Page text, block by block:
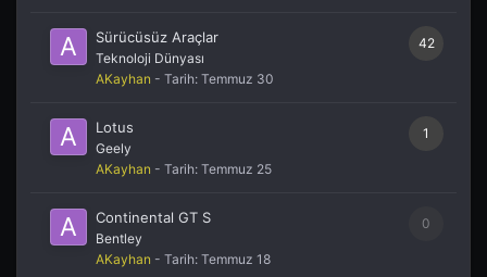
42
Sürücüsüz Araçlar
Teknoloji Dünyası
AKayhan - Tarih: Temmuz 30
1
Lotus
Geely
AKayhan - Tarih: Temmuz 25
0
Continental GT S
Bentley
AKayhan - Tarih: Temmuz 18